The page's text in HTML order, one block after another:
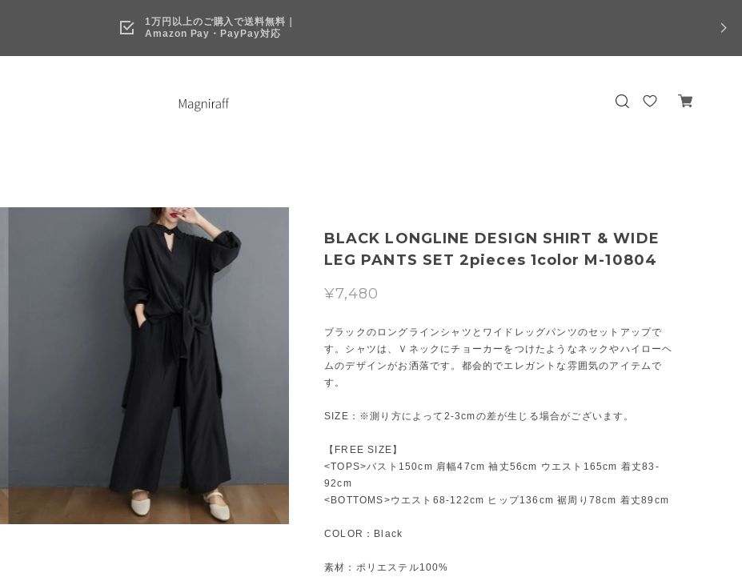
1万円以上のご購入で送料無料｜
Amazon Pay・PayPay対応
BLACK LONGLINE DESIGN SHIRT & WIDE
LEG PANTS SET 2pieces 1color M-10804
¥7,480
ブラックのロングラインシャツとワイドレッグパンツのセットアップで
す。シャツは、Ｖネックにチョーカーをつけたようなネックやハイローヘ
ムのデザインがお洒落です。都会的でエレガントな雰囲気のアイテムで
す。
SIZE：※測り方によって2-3cmの差が生じる場合がございます。
【FREE SIZE】
<TOPS>バスト150cm 肩幅47cm 袖丈56cm ウエスト165cm 着丈83-
92cm
<BOTTOMS>ウエスト68-122cm ヒップ136cm 裾周り78cm 着丈89cm
COLOR：Black
素材：ポリエステル100%